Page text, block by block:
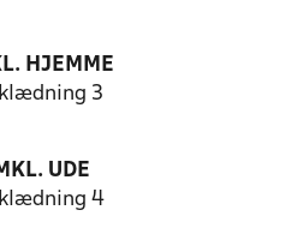
HJEMME
3
UDE
4